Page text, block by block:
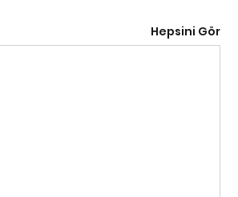
Hepsini Gör